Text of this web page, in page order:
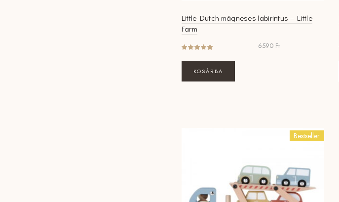
Little Dutch mágneses labirintus – Little
Farm
6590 Ft
KOSÁRBA
Bestseller